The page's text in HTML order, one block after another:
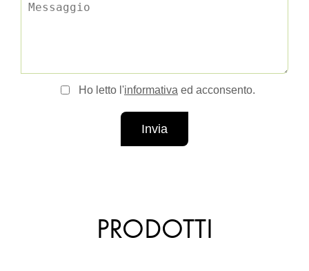
Ho letto l'informativa ed acconsento.
Invia
PRODOTTI